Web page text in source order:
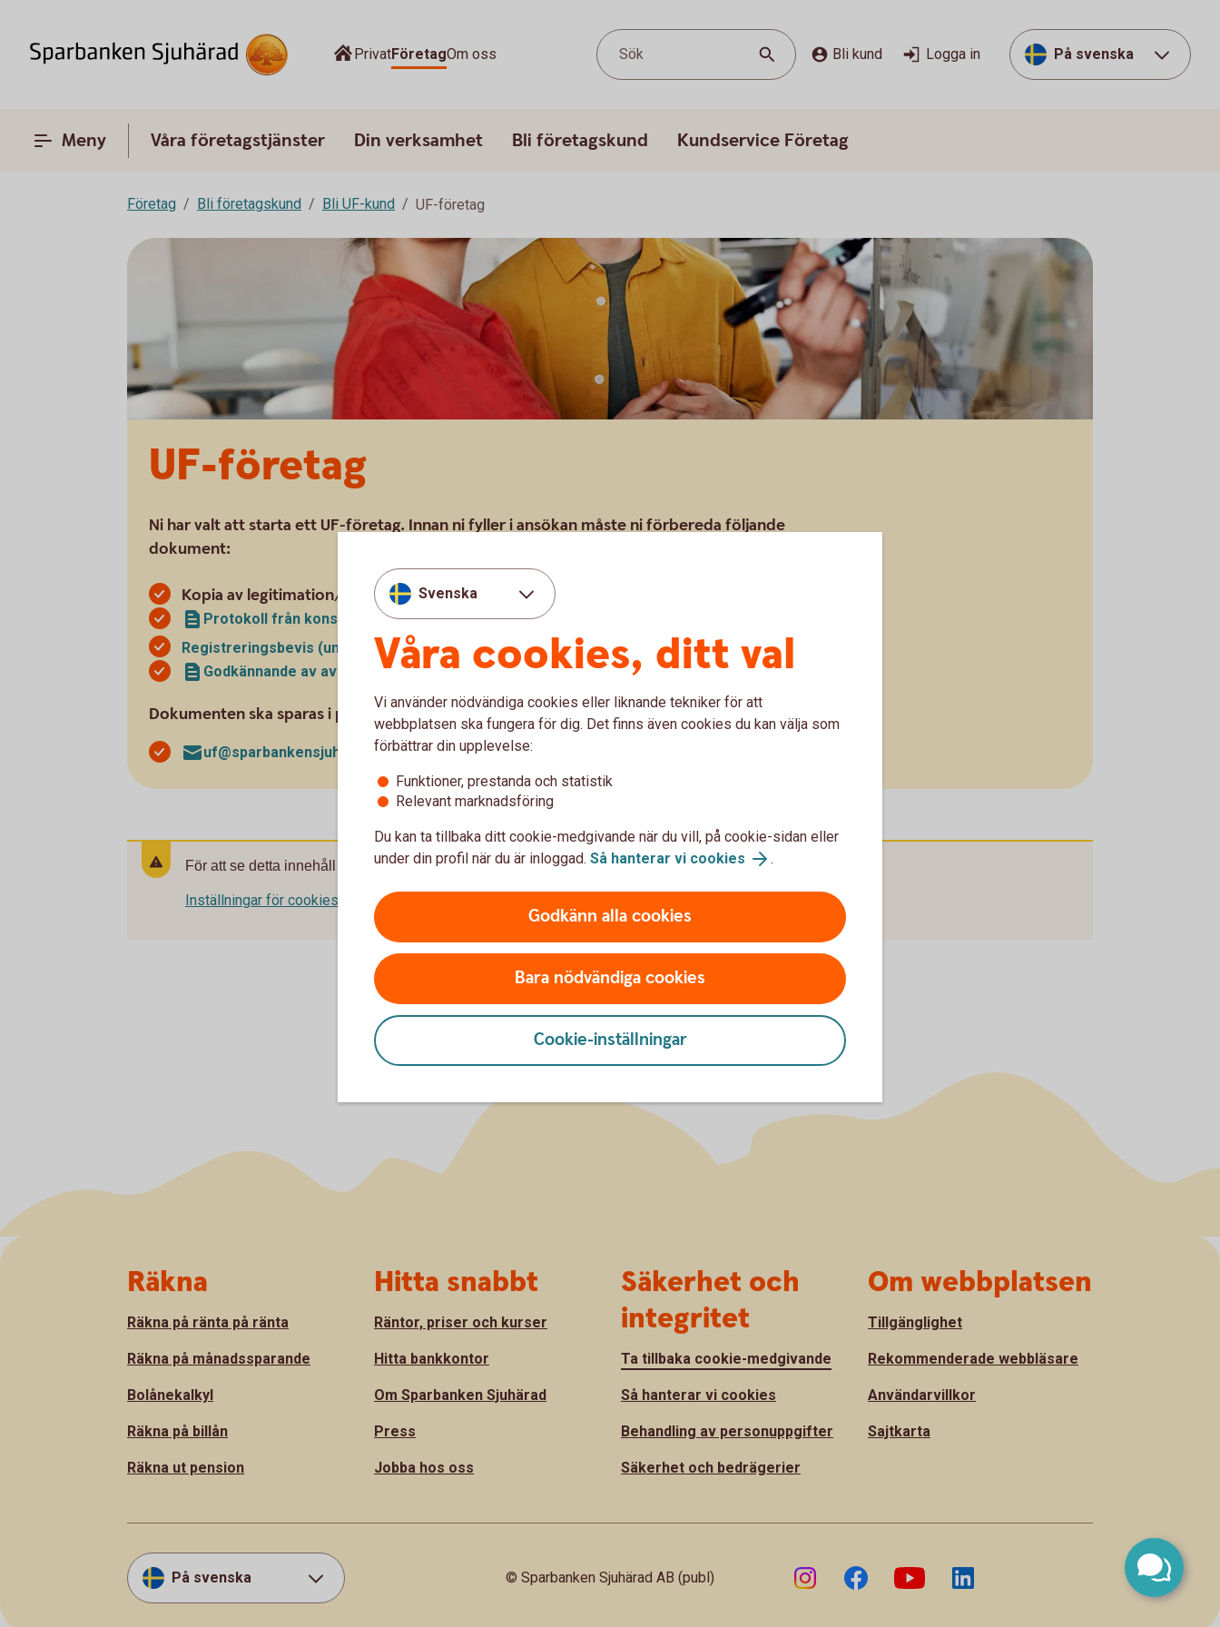
PrivatFöretagOm oss Sök Bli kund Logga in På svenska
Meny Våra företagstjänster Din verksamhet Bli företagskund Kundservice Företag
Företag Bli företagskund Bli UF-kund UF-företag
UF-företag
Ni har valt att starta ett UF-företag. Innan ni fyller i ansökan måste ni förbereda följande
dokument:
Kopia av legitimation/-er för VD och firmatecknare
Protokoll från konstituerande möte (pdf)
Registreringsbevis (ungforetagsamhet.se)
Godkännande av avtal för omyndig avseende UF-företagande (pdf)
Dokumenten ska sparas i pdf-format och mejlas till oss.
uf@sparbankensjuharad.se
För att se detta innehåll behöver du först godkänna cookies för Funktioner, prestanda och statistik.
Inställningar för cookies
Svenska
Våra cookies, ditt val
Vi använder nödvändiga cookies eller liknande tekniker för att
webbplatsen ska fungera för dig. Det finns även cookies du kan välja som
förbättrar din upplevelse:
Funktioner, prestanda och statistik
Relevant marknadsföring
Du kan ta tillbaka ditt cookie-medgivande när du vill, på cookie-sidan eller
under din profil när du är inloggad. Så hanterar vi cookies .
Godkänn alla cookies
Bara nödvändiga cookies
Cookie-inställningar
Räkna
Räkna på ränta på ränta
Räkna på månadssparande
Bolånekalkyl
Räkna på billån
Räkna ut pension
Hitta snabbt
Räntor, priser och kurser
Hitta bankkontor
Om Sparbanken Sjuhärad
Press
Jobba hos oss
Säkerhet och
integritet
Ta tillbaka cookie-medgivande
Så hanterar vi cookies
Behandling av personuppgifter
Säkerhet och bedrägerier
Om webbplatsen
Tillgänglighet
Rekommenderade webbläsare
Användarvillkor
Sajtkarta
På svenska © Sparbanken Sjuhärad AB (publ)